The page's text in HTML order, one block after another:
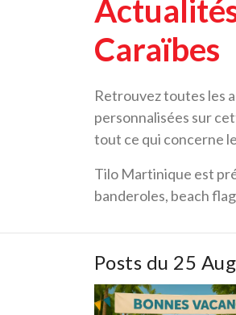
Caraïbes
Retrouvez toutes les
personnalisées sur
tout ce qui concerne
Tilo Martinique est
banderoles, beach
Posts du 25 Aug